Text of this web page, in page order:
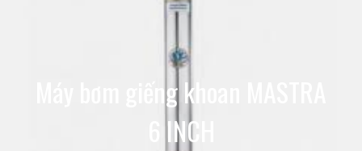
Máy bơm giếng khoan MASTRA
6 INCH